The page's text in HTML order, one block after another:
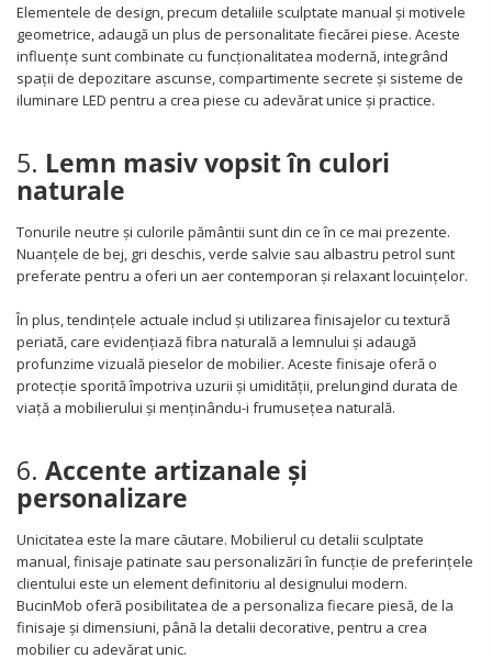
Elementele de design, precum detaliile sculptate manual și motivele
geometrice, adaugă un plus de personalitate fiecărei piese. Aceste
influențe sunt combinate cu funcționalitatea modernă, integrând
spații de depozitare ascunse, compartimente secrete și sisteme de
iluminare LED pentru a crea piese cu adevărat unice și practice.
5. Lemn masiv vopsit în culori
naturale
Tonurile neutre și culorile pământii sunt din ce în ce mai prezente.
Nuanțele de bej, gri deschis, verde salvie sau albastru petrol sunt
preferate pentru a oferi un aer contemporan și relaxant locuințelor.
În plus, tendințele actuale includ și utilizarea finisajelor cu textură
periată, care evidențiază fibra naturală a lemnului și adaugă
profunzime vizuală pieselor de mobilier. Aceste finisaje oferă o
protecție sporită împotriva uzurii și umidității, prelungind durata de
viață a mobilierului și menținându-i frumusețea naturală.
6. Accente artizanale și
personalizare
Unicitatea este la mare căutare. Mobilierul cu detalii sculptate
manual, finisaje patinate sau personalizări în funcție de preferințele
clientului este un element definitoriu al designului modern.
BucinMob oferă posibilitatea de a personaliza fiecare piesă, de la
finisaje și dimensiuni, până la detalii decorative, pentru a crea
mobilier cu adevărat unic.